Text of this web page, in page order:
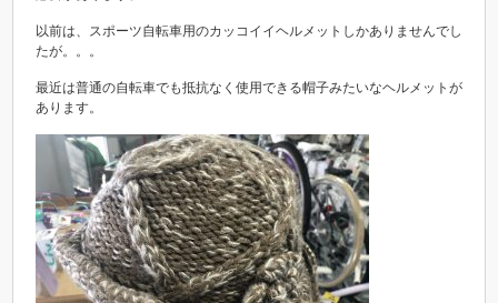
以前は、スポーツ自転車用のカッコイイヘルメットしかありませんでし
たが。。。
最近は普通の自転車でも抵抗なく使用できる帽子みたいなヘルメットが
あります。